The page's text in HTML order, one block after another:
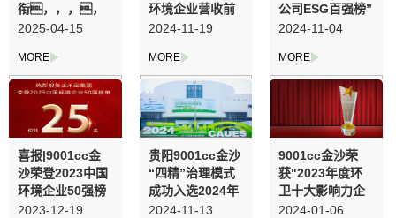
衔，，，，
，，共探人为
级新蹊径
2025-04-15
环境企业营收前
50”榜单
2024-11-19
公司ESG百强榜”
2024-11-04
喜报|9001cc金
沙荣登2023中国
环境企业50强榜
单第25名
2023-12-19
贵阳9001cc金沙
“四精”治理模式
成功入选2024年
度数字化转型驱
2024-11-13
9001cc金沙荣
获"2023年度环
卫十大影响力企
业"
2024-01-06